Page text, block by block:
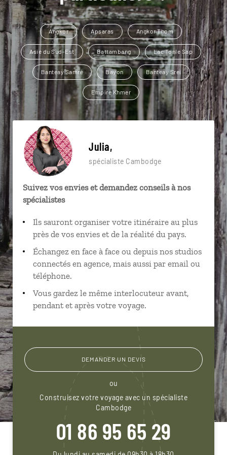
Angkor Apsaras Angkor Thom
Asie du Sud-Est Battambang Lac Tonle Sap
Banteay Samré Bayon Banteay Srei
Empire Khmer
Julia,
spécialiste Cambodge
Suivez vos envies et demandez conseils à nos
spécialistes
Ils sauront organiser votre itinéraire au plus
près de vos envies et de la réalité du pays.
Échangez en face à face ou depuis nos studios
connectés en agence, mais aussi par email ou
téléphone.
Vous gardez le même interlocuteur avant,
pendant et après votre voyage.
DEMANDER UN DEVIS
ou
Construisez votre voyage avec un spécialiste
Cambodge
01 86 95 65 29